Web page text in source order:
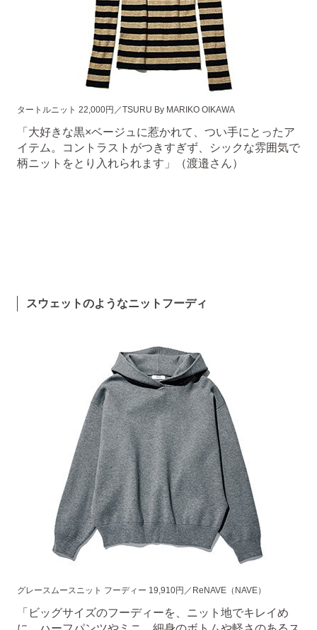
タートルニット 22,000円／TSURU By MARIKO OIKAWA
「大好きな黒×ベージュに惹かれて、つい手にとったア
イテム。コントラストがつきすぎず、シックな雰囲気で
柄ニットをとり入れられます」（渡邉さん）
スウェットのようなニットフーディ
グレースムースニット フーディー 19,910円／ReNAVE（NAVE）
「ビッグサイズのフーディーを、ニット地でキレイめ